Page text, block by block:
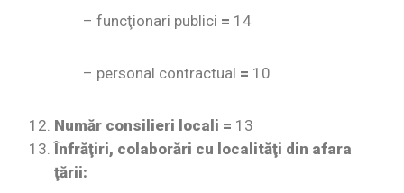
– funcţionari publici = 14
– personal contractual = 10
Număr consilieri locali = 13
Înfrăţiri, colaborări cu localităţi din afara
ţării: